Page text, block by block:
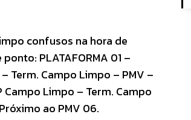
confusos na hora de
PLATAFORMA 01 –
Term. Campo Limpo – PMV –
Campo Limpo – Term. Campo
ao PMV 06.